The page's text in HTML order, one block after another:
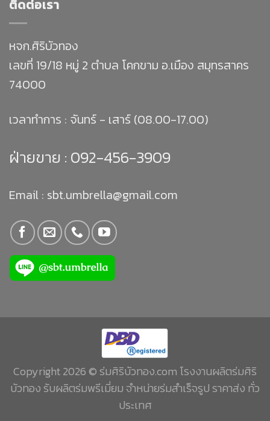
ติดต่อเรา
หจก.ศิริบัวทอง
เลขที่ 19/18 หมู่ 2 ตำบล โคกขาม อ.เมือง สมุทรสาคร
74000
เวลาทำการ : จันทร์ - เสาร์ (08.00-17.00)
ฝ่ายขาย : 092-456-3909
Email : sbt.umbrella@gmail.com
Copyright 2026 © ร่มศิริบัวทอง.com โรงงานผลิตร่มศิริ
บัวทอง รับผลิตร่มพรีเมี่ยม จำหน่ายร่มสำเร็จรูป ราคาส่ง ทั่ว
ประเทศ